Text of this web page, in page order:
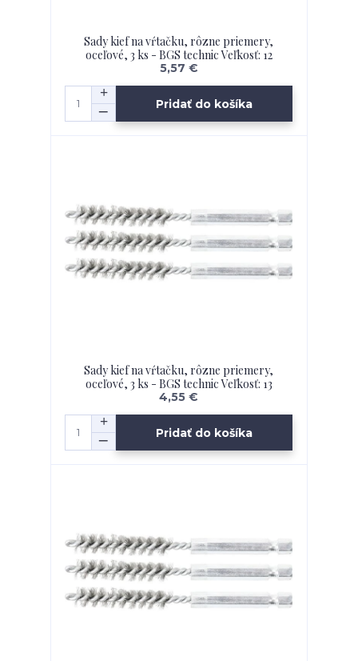
Sady kief na vŕtačku, rôzne priemery,
oceľové, 3 ks - BGS technic Veľkosť: 12
5,57 €
Pridať do košíka
Sady kief na vŕtačku, rôzne priemery,
oceľové, 3 ks - BGS technic Veľkosť: 13
4,55 €
Pridať do košíka